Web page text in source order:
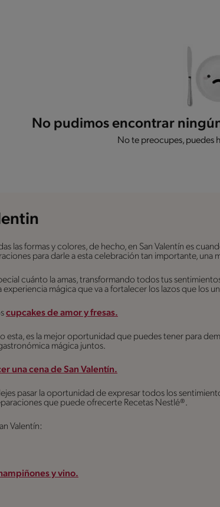
No pudimos encontrar
No te preocupes, puedes
las formas y colores, de hecho, en San Valentín es
para darle a esta celebración tan importante,
cuánto la amas, transformando todos tus
mágica que va a fortalecer los lazos que los
cupcakes de amor y fresas.
esta, es la mejor oportunidad que puedes tener para
mágica juntos.
una cena de San Valentín.
pasar la oportunidad de expresar todos los
que puede ofrecerte Recetas Nestlé®.
Valentín:
y vino.